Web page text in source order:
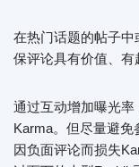
在热门话题的帖子
保评论具有价值、有
通过互动增加曝光
Karma。但尽量避
因负面评论而损失